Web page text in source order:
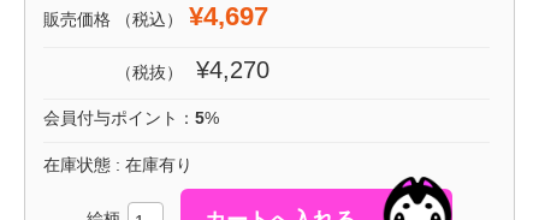
販売価格 （税込） ¥4,697
（税抜） ¥4,270
会員付与ポイント： 5%
在庫状態 : 在庫有り